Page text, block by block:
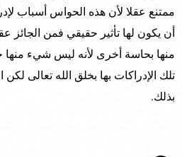
ممتنع عقلا لأن هذه الحواس أسباب
أن يكون لها تأثير حقيقي فمن
منها بحاسة أخرى لأنه ليس شيء منها
تلك الإدراكات بها بخلق الله تعالى لكن
بذلك.